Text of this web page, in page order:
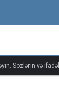
Sözlərin və